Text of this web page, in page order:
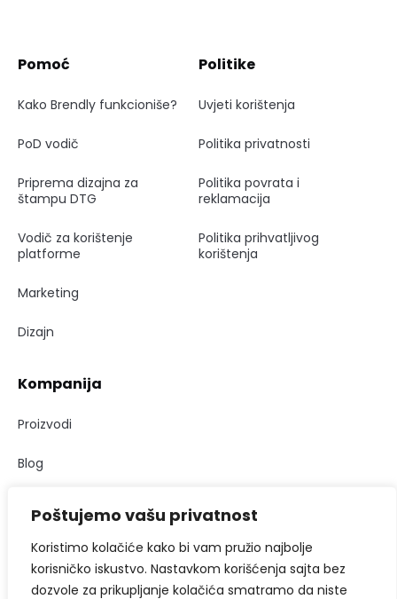
Poštujemo vašu privatnost
Koristimo kolačiće kako bi vam pružio najbolje
korisničko iskustvo. Nastavkom korišćenja sajta bez
dozvole za prikupljanje kolačića smatramo da niste
Pomoć
Kako Brendly funkcioniše?
PoD vodič
Priprema dizajna za
štampu DTG
Vodič za korištenje
platforme
Marketing
Dizajn
Politike
Uvjeti korištenja
Politika privatnosti
Politika povrata i
reklamacija
Politika prihvatljivog
korištenja
Kompanija
Proizvodi
Blog
© Brandit Technology doo 2026
Politika privatnosti
Politika povrata i reklamacija